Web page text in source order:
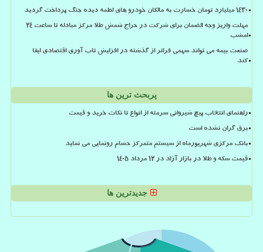
۱۴۳۰ میلیارد تومان خسارت به مالکان خودرو های لطمه دیده جنگ پرداخت گردید
مهلت واریز وجه الضمان برای شرکت در حراج شمش طلا مرکز مبادله تا ساعت ۲۴
امشب
صنعت بیمه می تواند سهمی فراتر از گذشته در افزایش تاب آوری اقتصادی ایفا
کند
پربحث ترین ها
راهنمای انتخاب پیچ شیروانی سرمته از انواع تا نکات خرید و قیمت
برق گران نشده است
بانک مرکزی شهریورماه از سیستم متمرکز حسام رونمایی می نماید
قیمت سکه و طلا در بازار آزاد در ۱۲ مرداد ۱۴۰۵
جدیدترین ها